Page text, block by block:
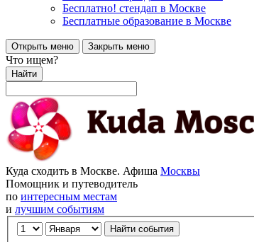
Бесплатно! стендап в Москве
Бесплатные образование в Москве
Открыть меню Закрыть меню
Что ищем?
Найти
Куда сходить в Москве. Афиша Москвы
Помощник и путеводитель
по интересным местам
и лучшим событиям